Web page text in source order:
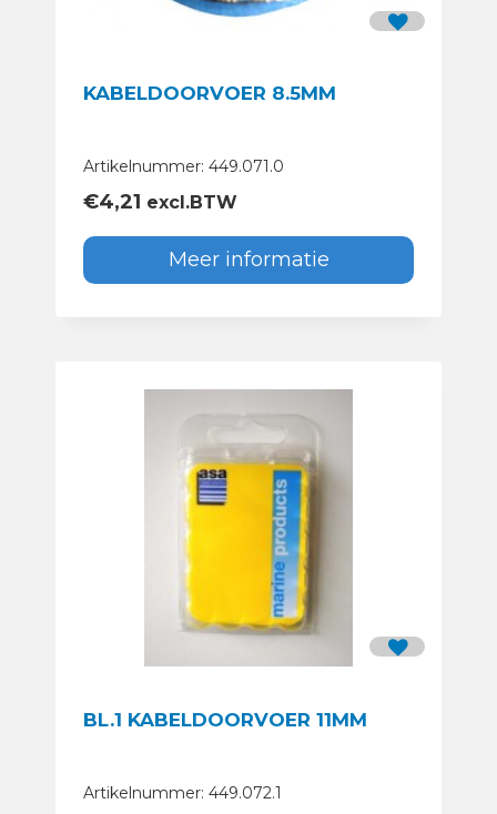
KABELDOORVOER 8.5MM
Artikelnummer: 449.071.0
€4,21 excl.BTW
Meer informatie
BL.1 KABELDOORVOER 11MM
Artikelnummer: 449.072.1